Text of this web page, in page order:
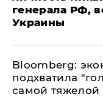
генерала РФ,
Украины
Bloomberg:
подхватила
самой